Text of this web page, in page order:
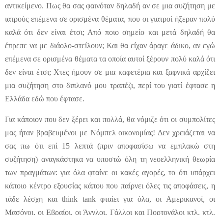
αντικείμενο. Πως θα σας φαινόταν δηλαδή αν σε μια συζήτηση με
ιατρούς επέμενα σε ορισμένα θέματα, που οι γιατροί ήξεραν πολύ
καλά ότι δεν είναι έτσι; Από ποιο σημείο και μετά δηλαδή θα
έπρεπε να με διάολο-στείλουν; Και θα είχαν άραγε άδικο, αν εγώ
επέμενα σε ορισμένα θέματα τα οποία αυτοί ξέρουν πολύ καλά ότι
δεν είναι έτσι; Χτες ήμουν σε μια καφετέρια και ξαφνικά αρχίζει
μια συζήτηση στο διπλανό μου τραπέζι, περί του γιατί έφτασε η
Ελλάδα εδώ που έφτασε.
Για κάποιον που δεν ξέρει και πολλά, θα νόμιζε ότι οι συμπολίτες
μας ήταν βραβευμένοι με Νόμπελ οικονομίας! Δεν χρειάζεται να
σας πω ότι επί 15 λεπτά (πριν αποφασίσω να εμπλακώ στη
συζήτηση) αναγκάστηκα να υποστώ όλη τη νεοελληνική θεωρία
των πραγμάτων: για όλα φταίνε οι κακές αγορές, το ότι υπάρχει
κάποιο κέντρο εξουσίας κάπου που παίρνει όλες τις αποφάσεις, η
τάδε λέσχη και think tank φταίει για όλα, οι Αμερικανοί, οι
Μασόνοι, οι Εβραίοι, οι Άγγλοι, Γάλλοι και Πορτογάλοι κτλ. κτλ.